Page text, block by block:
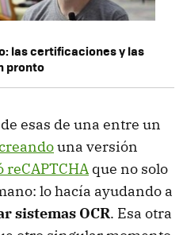
las certificaciones y las
pronto
esas de una entre un
una versión
reCAPTCHA que no solo
lo hacía ayudando a
sistemas OCR. Esa otra